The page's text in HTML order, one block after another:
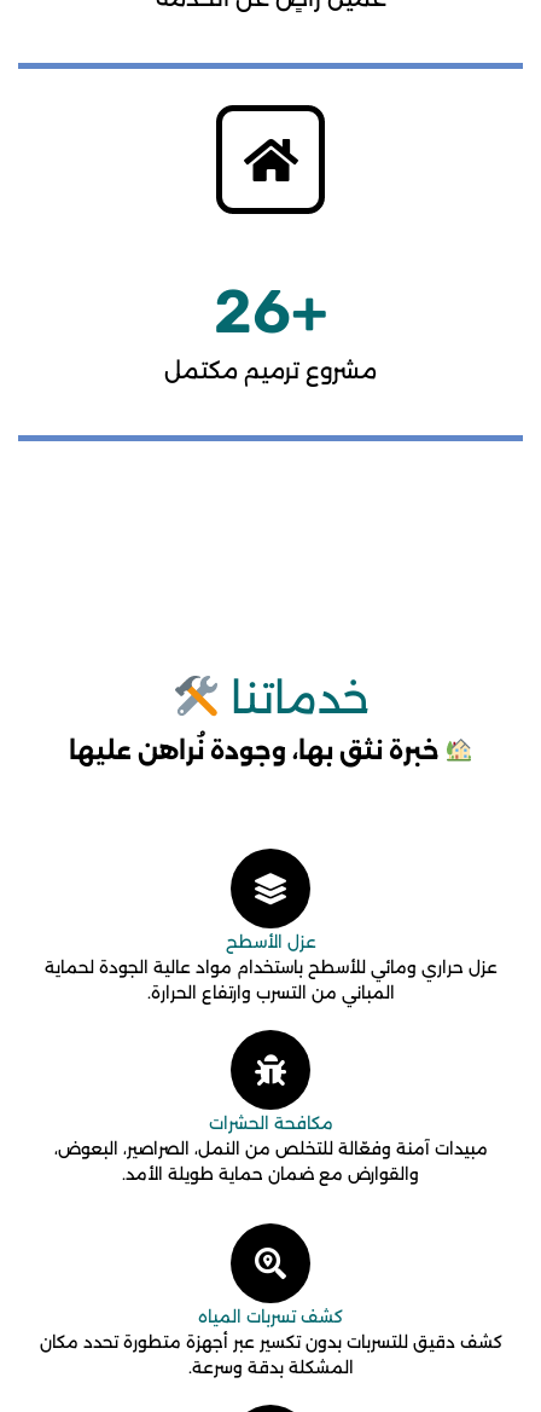
مشروع ترميم مكتمل
+
26
خدماتنا
خبرة نثق بها، وجودة نُراهن عليها
عزل الأسطح
عزل حراري ومائي للأسطح باستخدام مواد عالية الجودة لحماية
المباني من التسرب وارتفاع الحرارة.
مكافحة الحشرات
مبيدات آمنة وفعّالة للتخلص من النمل، الصراصير، البعوض،
والقوارض مع ضمان حماية طويلة الأمد.
كشف تسربات المياه
كشف دقيق للتسربات بدون تكسير عبر أجهزة متطورة تحدد مكان
المشكلة بدقة وسرعة.